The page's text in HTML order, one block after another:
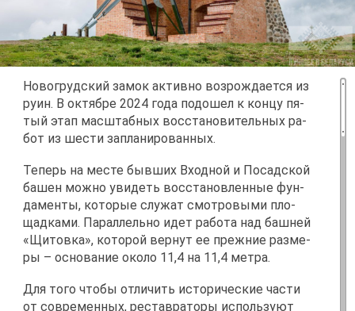
Но­во­груд­ский за­мок ак­тив­но воз­рож­да­ет­ся из
ру­ин. В ок­тяб­ре 2024 го­да по­до­шел к кон­цу пя­
тый этап мас­штаб­ных вос­ста­но­ви­тель­ных ра­
бот из ше­сти за­пла­ни­ро­ван­ных.
Те­перь на ме­сте быв­ших Вход­ной и По­сад­ской
ба­шен мож­но уви­деть вос­ста­нов­лен­ные фун­
да­мен­ты, ко­то­рые слу­жат смот­ро­вы­ми пло­
щад­ка­ми. Па­рал­лель­но идет ра­бо­та над баш­ней
«Щи­тов­ка», ко­то­рой вер­нут ее преж­ние раз­ме­
ры – ос­но­ва­ние око­ло 11,4 на 11,4 мет­ра.
Для то­го что­бы от­ли­чить ис­то­ри­че­ские ча­сти
от со­вре­мен­ных, ре­став­ра­то­ры ис­поль­зу­ют